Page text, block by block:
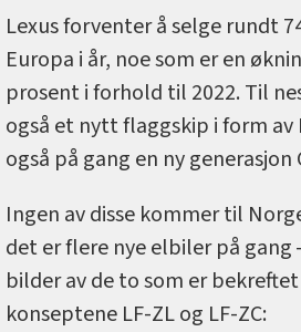
Lexus forventer å selge rundt
Europa i år, noe som er en
prosent i forhold til 2022. Til
også et nytt flaggskip i form av
også på gang en ny generasjon
Ingen av disse kommer til
det er flere nye elbiler på gang
bilder av de to som er
konseptene LF-ZL og LF-ZC: